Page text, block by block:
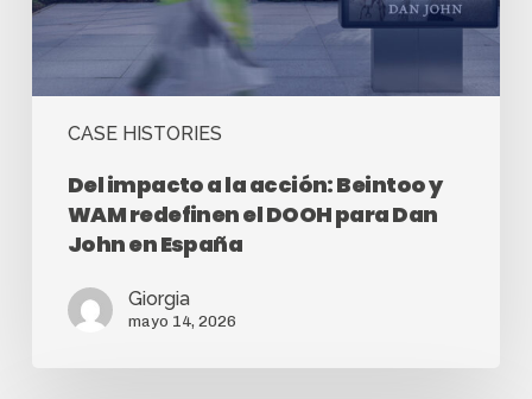
CASE HISTORIES
Del impacto a la acción: Beintoo y
WAM redefinen el DOOH para Dan
John en España
Giorgia
mayo 14, 2026